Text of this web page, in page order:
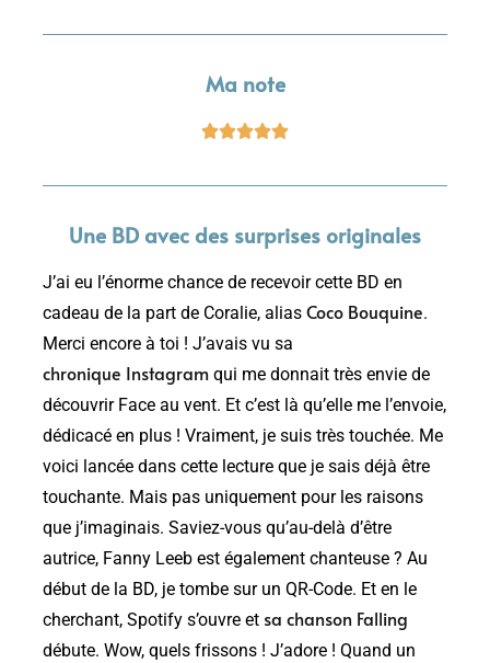
Ma note

Une BD avec des surprises originales
J’ai eu l’énorme chance de recevoir cette BD en
cadeau de la part de Coralie, alias Coco Bouquine.
Merci encore à toi ! J’avais vu sa
chronique Instagram qui me donnait très envie de
découvrir Face au vent. Et c’est là qu’elle me l’envoie,
dédicacé en plus ! Vraiment, je suis très touchée. Me
voici lancée dans cette lecture que je sais déjà être
touchante. Mais pas uniquement pour les raisons
que j’imaginais. Saviez-vous qu’au-delà d’être
autrice, Fanny Leeb est également chanteuse ? Au
début de la BD, je tombe sur un QR-Code. Et en le
cherchant, Spotify s’ouvre et sa chanson Falling
débute. Wow, quels frissons ! J’adore ! Quand un